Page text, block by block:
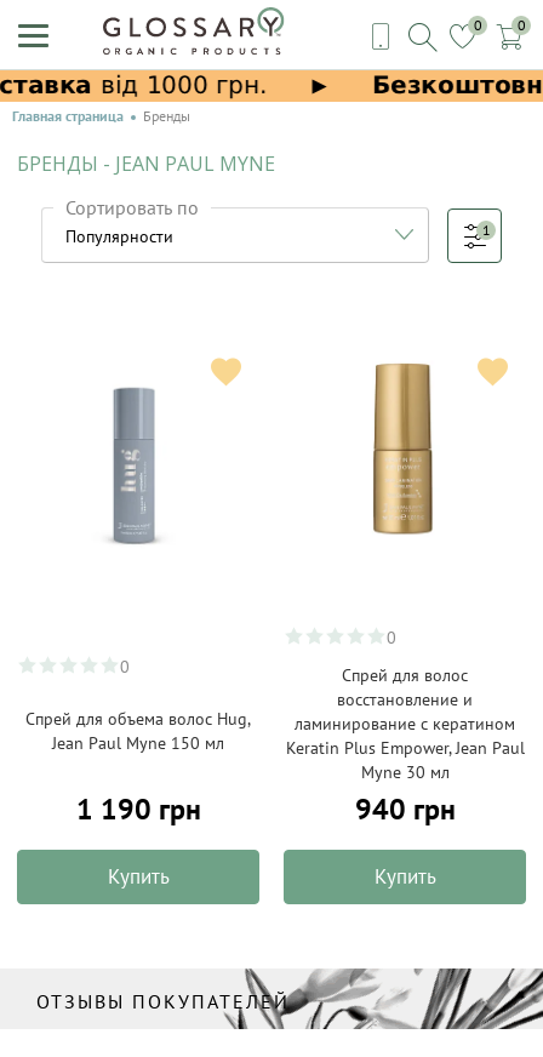
0 0
Главная страница Бренды
БРЕНДЫ - JEAN PAUL MYNE
Сортировать по
1
0
Спрей для объема волос Hug,
Jean Paul Myne 150 мл
1 190 грн
Купить
0
Спрей для волос
восстановление и
ламинирование с кератином
Keratin Plus Empower, Jean Paul
Myne 30 мл
940 грн
Купить
ОТЗЫВЫ ПОКУПАТЕЛЕЙ